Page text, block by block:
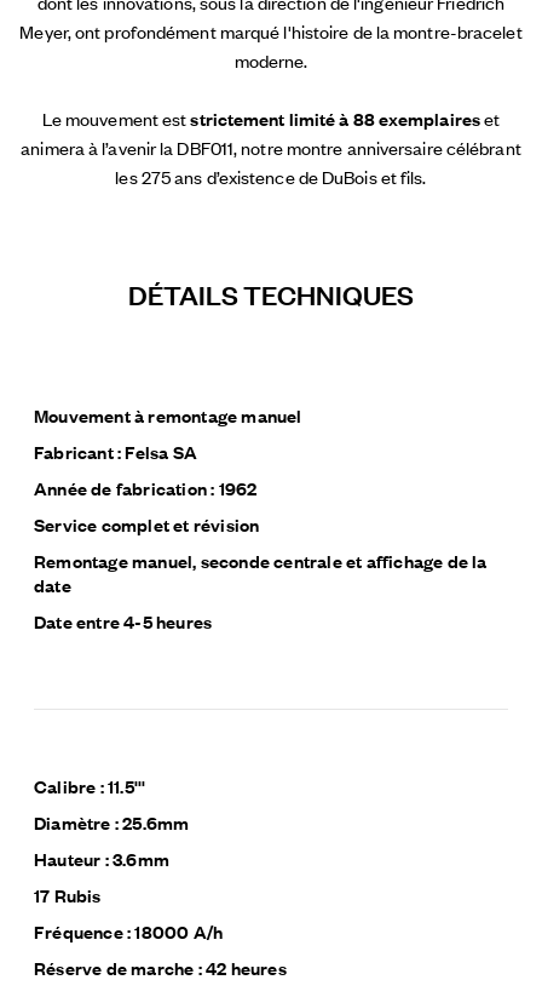
Meyer, ont profondément marqué l'histoire de la montre-bracelet
moderne.
Le mouvement eststrictement limité à 88 exemplaireset
animera à l’avenir la DBF011, notre montre anniversaire célébrant
les 275 ans d’existence de DuBois et fils.
DÉTAILS TECHNIQUES
Mouvement à remontage manuel
Fabricant : Felsa SA
Année de fabrication : 1962
Service complet et révision
Remontage manuel, seconde centrale et affichage de la
date
Date entre 4-5 heures
Calibre : 11.5'''
Diamètre : 25.6mm
Hauteur : 3.6mm
17 Rubis
Fréquence : 18000 A/h
Réserve de marche : 42 heures